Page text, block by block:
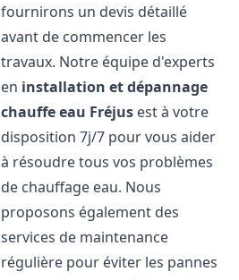
fournirons un devis détaillé
avant de commencer les
travaux. Notre équipe d'experts
en installation et dépannage
chauffe eau Fréjus est à votre
disposition 7j/7 pour vous aider
à résoudre tous vos problèmes
de chauffage eau. Nous
proposons également des
services de maintenance
régulière pour éviter les pannes